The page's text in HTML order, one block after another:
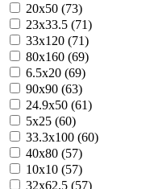
20x50 (73)
23x33.5 (71)
33x120 (71)
80x160 (69)
6.5x20 (69)
90x90 (63)
24.9x50 (61)
5x25 (60)
33.3x100 (60)
40x80 (57)
10x10 (57)
32x62.5 (57)